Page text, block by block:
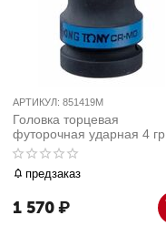
АРТИКУЛ: 851419M
Головка торцевая
футорочная ударная 4 гр.,
19мм, 1"
предзаказ
1 570₽